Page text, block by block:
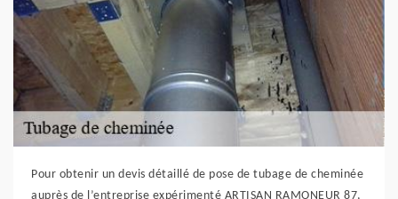
Pour obtenir un devis détaillé de pose de tubage de cheminée
auprès de l’entreprise expérimenté ARTISAN RAMONEUR 87,